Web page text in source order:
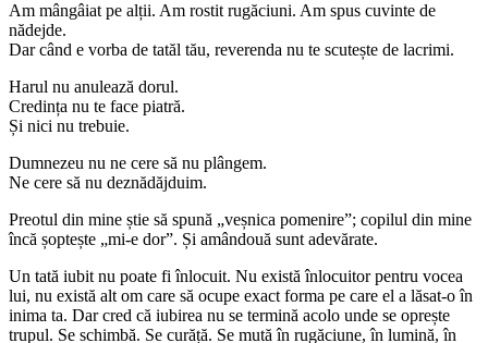
Am mângâiat pe alții. Am rostit rugăciuni. Am spus cuvinte de
nădejde.
Dar când e vorba de tatăl tău, reverenda nu te scutește de lacrimi.
Harul nu anulează dorul.
Credința nu te face piatră.
Și nici nu trebuie.
Dumnezeu nu ne cere să nu plângem.
Ne cere să nu deznădăjduim.
Preotul din mine știe să spună „veșnica pomenire”; copilul din mine
încă șoptește „mi-e dor”. Și amândouă sunt adevărate.
Un tată iubit nu poate fi înlocuit. Nu există înlocuitor pentru vocea
lui, nu există alt om care să ocupe exact forma pe care el a lăsat-o în
inima ta. Dar cred că iubirea nu se termină acolo unde se oprește
trupul. Se schimbă. Se curăță. Se mută în rugăciune, în lumină, în